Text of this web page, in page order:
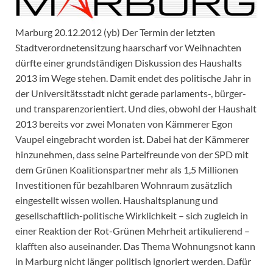
Marburg 20.12.2012 (yb) Der Termin der letzten
Stadtverordnetensitzung haarscharf vor Weihnachten
dürfte einer grundständigen Diskussion des Haushalts
2013 im Wege stehen. Damit endet des politische Jahr in
der Universitätsstadt nicht gerade parlaments-, bürger-
und transparenzorientiert. Und dies, obwohl der Haushalt
2013 bereits vor zwei Monaten von Kämmerer Egon
Vaupel eingebracht worden ist. Dabei hat der Kämmerer
hinzunehmen, dass seine Parteifreunde von der SPD mit
dem Grünen Koalitionspartner mehr als 1,5 Millionen
Investitionen für bezahlbaren Wohnraum zusätzlich
eingestellt wissen wollen. Haushaltsplanung und
gesellschaftlich-politische Wirklichkeit – sich zugleich in
einer Reaktion der Rot-Grünen Mehrheit artikulierend –
klafften also auseinander. Das Thema Wohnungsnot kann
in Marburg nicht länger politisch ignoriert werden. Dafür